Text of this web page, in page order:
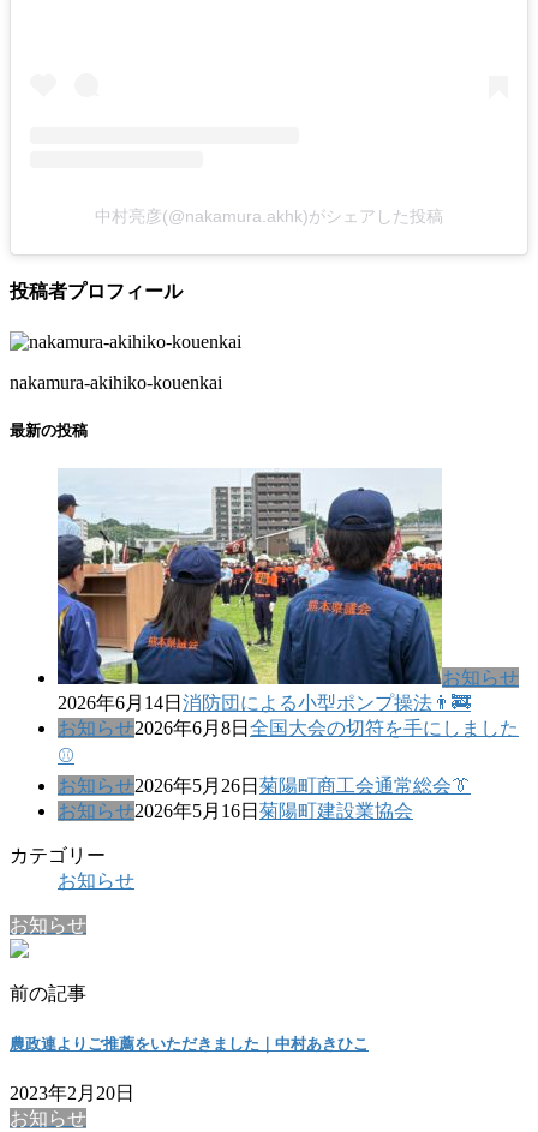
中村亮彦(@nakamura.akhk)がシェアした投稿
投稿者プロフィール
nakamura-akihiko-kouenkai
最新の投稿
お知らせ
2026年6月14日 消防団による小型ポンプ操法👨‍🚒
お知らせ2026年6月8日 全国大会の切符を手にしました
⚾
お知らせ2026年5月26日 菊陽町商工会通常総会👔
お知らせ2026年5月16日 菊陽町建設業協会
カテゴリー
お知らせ
お知らせ
前の記事
農政連よりご推薦をいただきました｜中村あきひこ
2023年2月20日
お知らせ